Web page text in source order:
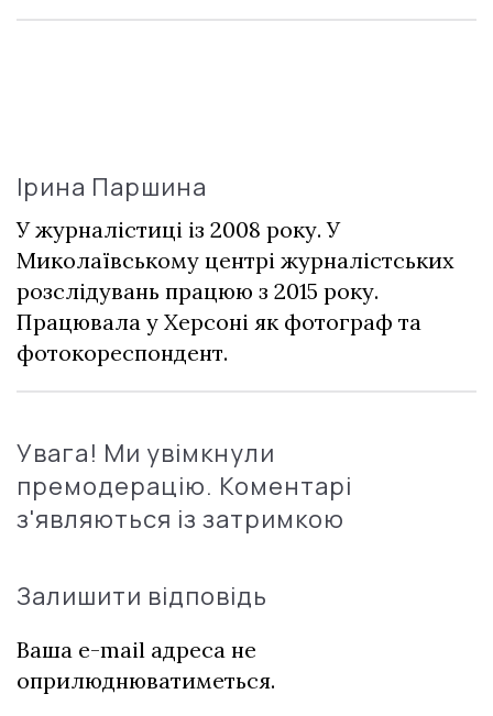
Ірина Паршина
У журналістиці із 2008 року. У
Миколаївському центрі журналістських
розслідувань працюю з 2015 року.
Працювала у Херсоні як фотограф та
фотокореспондент.
Увага! Ми увімкнули
премодерацію. Коментарі
з'являються із затримкою
Залишити відповідь
Ваша e-mail адреса не
оприлюднюватиметься.